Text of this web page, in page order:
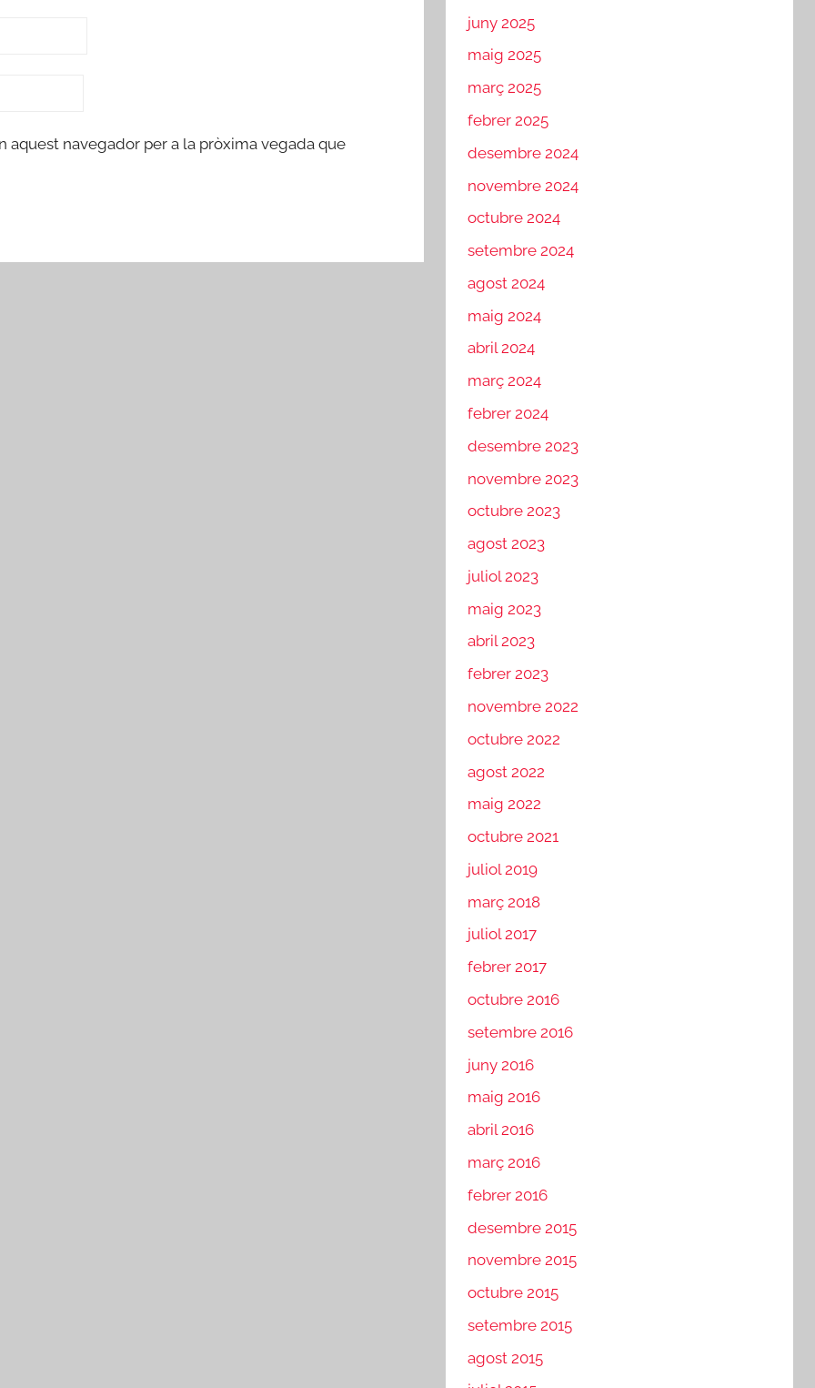
navegador per a la pròxima vegada que
juny 2025
maig 2025
març 2025
febrer 2025
desembre 2024
novembre 2024
octubre 2024
setembre 2024
agost 2024
maig 2024
abril 2024
març 2024
febrer 2024
desembre 2023
novembre 2023
octubre 2023
agost 2023
juliol 2023
maig 2023
abril 2023
febrer 2023
novembre 2022
octubre 2022
agost 2022
maig 2022
octubre 2021
juliol 2019
març 2018
juliol 2017
febrer 2017
octubre 2016
setembre 2016
juny 2016
maig 2016
abril 2016
març 2016
febrer 2016
desembre 2015
novembre 2015
octubre 2015
setembre 2015
agost 2015